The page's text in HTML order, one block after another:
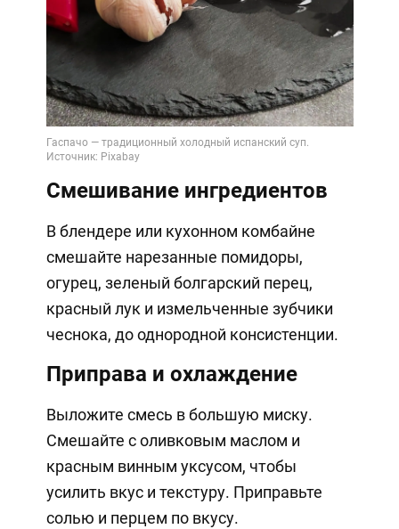
Смешивание ингредиентов
В блендере или кухонном комбайне
смешайте нарезанные помидоры,
огурец, зеленый болгарский перец,
красный лук и измельченные зубчики
чеснока, до однородной консистенции.
Приправа и охлаждение
Выложите смесь в большую миску.
Смешайте с оливковым маслом и
красным винным уксусом, чтобы
усилить вкус и текстуру. Приправьте
солью и перцем по вкусу.